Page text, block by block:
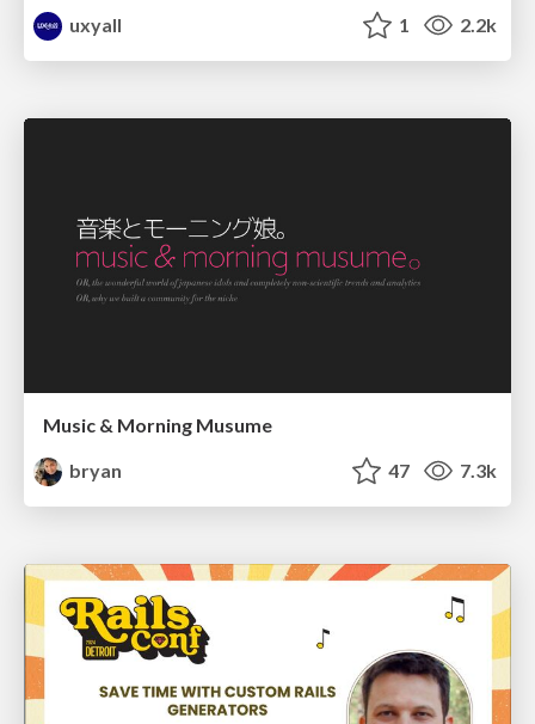
uxyall 1 2.2k
Music & Morning Musume
bryan
47 7.3k